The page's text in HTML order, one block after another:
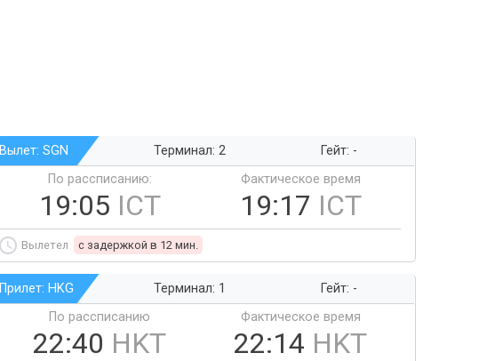
Вылет: SGN Терминал: 2
Гейт: -
По рассписанию:
19:05 ICT
Фактическое время
19:17 ICT
Вылетел c задержкой в 12 мин.
Прилет: HKG Терминал: 1
Гейт: -
По рассписанию
22:40 HKT
Фактическое время
22:14 HKT